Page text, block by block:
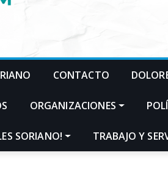
CONTACTO
ORGANIZACIONES
SORIANO! TRABAJO Y